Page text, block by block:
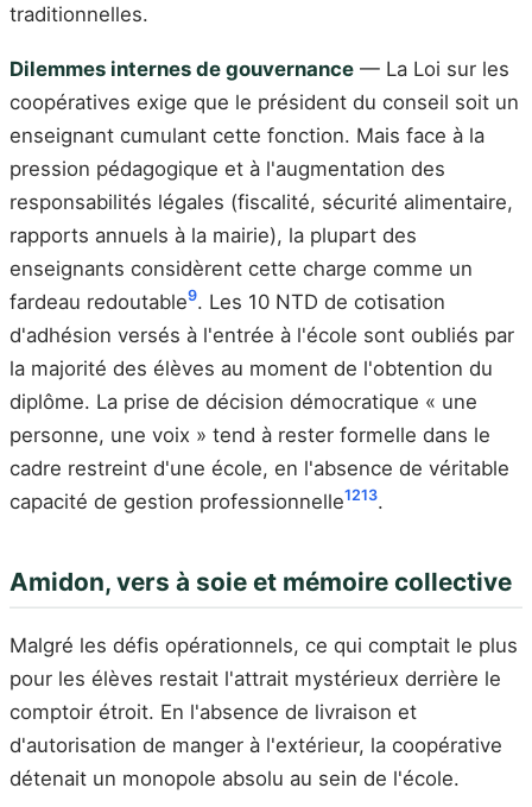
traditionnelles.
Dilemmes internes de gouvernance — La Loi sur les
coopératives exige que le président du conseil soit un
enseignant cumulant cette fonction. Mais face à la
pression pédagogique et à l'augmentation des
responsabilités légales (fiscalité, sécurité alimentaire,
rapports annuels à la mairie), la plupart des
enseignants considèrent cette charge comme un
fardeau redoutable9. Les 10 NTD de cotisation
d'adhésion versés à l'entrée à l'école sont oubliés par
la majorité des élèves au moment de l'obtention du
diplôme. La prise de décision démocratique « une
personne, une voix » tend à rester formelle dans le
cadre restreint d'une école, en l'absence de véritable
capacité de gestion professionnelle1213.
Amidon, vers à soie et mémoire collective
Malgré les défis opérationnels, ce qui comptait le plus
pour les élèves restait l'attrait mystérieux derrière le
comptoir étroit. En l'absence de livraison et
d'autorisation de manger à l'extérieur, la coopérative
détenait un monopole absolu au sein de l'école.